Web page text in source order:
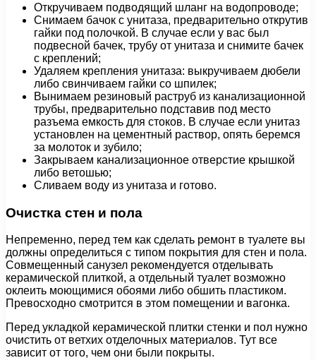
Откручиваем подводящий шланг на водопроводе;
Снимаем бачок с унитаза, предварительно открутив
гайки под полочкой. В случае если у вас был
подвесной бачек, трубу от унитаза и снимите бачек
с креплений;
Удаляем крепления унитаза: выкручиваем дюбели
либо свинчиваем гайки со шпилек;
Вынимаем резиновый раструб из канализационной
трубы, предварительно подставив под место
разъема емкость для стоков. В случае если унитаз
установлен на цементный раствор, опять беремся
за молоток и зубило;
Закрываем канализационное отверстие крышкой
либо ветошью;
Сливаем воду из унитаза и готово.
Очистка стен и пола
Непременно, перед тем как сделать ремонт в туалете вы
должны определиться с типом покрытия для стен и пола.
Совмещенный санузел рекомендуется отделывать
керамической плиткой, а отдельный туалет возможно
оклеить моющимися обоями либо обшить пластиком.
Превосходно смотрится в этом помещении и вагонка.
Перед укладкой керамической плитки стенки и пол нужно
очистить от ветхих отделочных материалов. Тут все
зависит от того, чем они были покрыты.